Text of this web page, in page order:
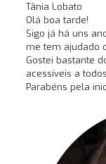
Tânia Lobato
Olá boa tarde!
Sigo já há uns
me tem ajudado
Gostei bastante
acessíveis a
Parabéns pela